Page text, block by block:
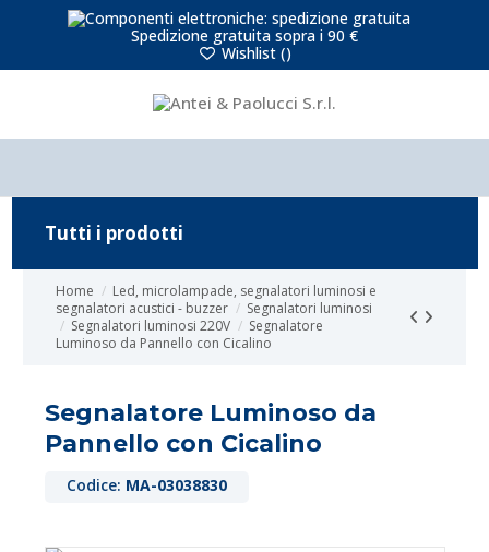
Spedizione gratuita sopra i 90 €
Wishlist ()
Home
Led, microlampade, segnalatori luminosi e
segnalatori acustici - buzzer
Segnalatori luminosi
Segnalatori luminosi 220V
Segnalatore
Luminoso da Pannello con Cicalino
Segnalatore Luminoso da
Pannello con Cicalino
Codice: MA-03038830
Tutti i prodotti